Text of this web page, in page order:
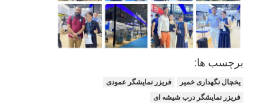
خانه
محصولات
بازدید از کارخانه
برچسب ها:
یخچال نگهداری خمیر
فریزر نمایشگر عمودی
فریزر نمایشگر درب شیشه ای